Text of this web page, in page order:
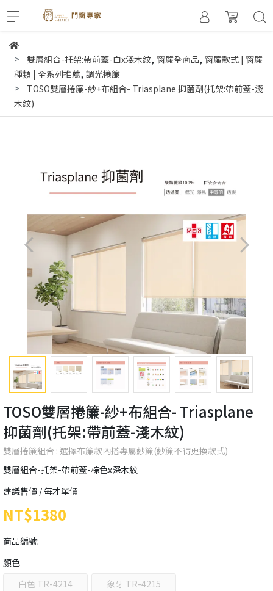
雙層組合-托架:帶前蓋-白x淺木紋, 窗簾全商品, 窗簾款式 | 窗簾
種類 | 全系列推薦, 調光捲簾
TOSO雙層捲簾-紗+布組合- Triasplane 抑菌劑(托架:帶前蓋-淺
木紋)
TOSO雙層捲簾-紗+布組合- Triasplane
抑菌劑(托架:帶前蓋-淺木紋)
雙層捲簾組合 : 選擇布簾款內搭專屬紗簾(紗簾不得更換款式)
雙層組合-托架-帶前蓋-棕色x深木紋
建議售價 / 每才單價
NT$1380
商品編號:
顏色
白色 TR-4214
象牙 TR-4215